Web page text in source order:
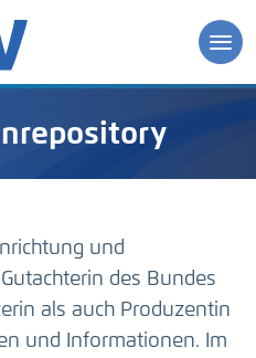
und
des Bundes
als auch Produzentin
und Informationen. Im